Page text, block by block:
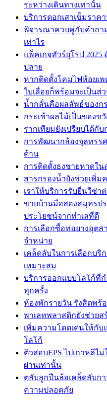
ระหว่างเดินทางเท่านั้น
บริการตอกเสาเข็มรา
พิจารณาควบคู่กับคำถา
เท่าไร
แพ็คเกจทัวร์ยุโรป
ปลาย
หากติดตั้งโคมไฟห้อยเ
ใบเลื่อยก็พร้อมจะเป็น
น้ำกลั่นคือผลลัพธ์ของก
กระเช้าผลไม้เป็นของข
รากเทียมยังเปรียบได้กั
การพัฒนากล้องจุลทรร
ด้าน
การติดตั้งธงชายหาดใน
สารกรองน้ำยังช่วยเพิ่ม
เราให้บริการรับยื่นวีซ่า
ขายบ้านมือสองสมุทรป
ประโยชน์จากทำเลที่ดี
การเลือกซื้อท่อยางอุต
จำหน่าย
เคล็ดลับในการเลือกบ
เหมาะสม
บริการออกแบบโลโก้ที่
ทุกครั้ง
ห้องพักรายวัน รังสิตพ
พาเลทพลาสติกยังช่วยส
เพิ่มความโดดเด่นให้กั
โลโก้
ติวสอบEPS ไปเกาหลีไ
ผ่านเท่านั้น
ตลับลูกปืนล้อเคล็ดลับก
ความปลอดภัย